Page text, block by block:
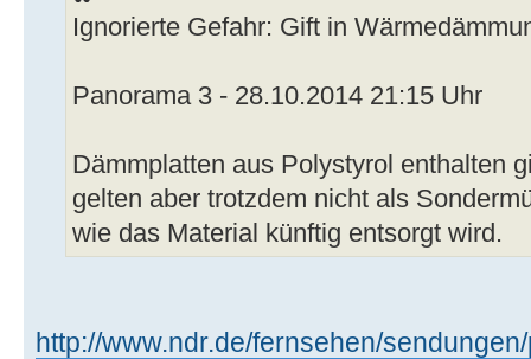
Ignorierte Gefahr: Gift in
Panorama 3 - 28.10.2014 21:15 Uhr
Dämmplatten aus Polystyrol enthalten
gelten aber trotzdem nicht als
wie das Material künftig entsorgt wird.
http://www.ndr.de/fernsehen/